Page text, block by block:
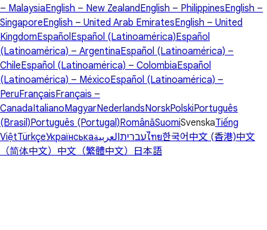
– MalaysiaEnglish – New ZealandEnglish – PhilippinesEnglish –
SingaporeEnglish – United Arab EmiratesEnglish – United
KingdomEspañolEspañol (Latinoamérica)Español
(Latinoamérica) – ArgentinaEspañol (Latinoamérica) –
ChileEspañol (Latinoamérica) – ColombiaEspañol
(Latinoamérica) – MéxicoEspañol (Latinoamérica) –
PeruFrançaisFrançais –
CanadaItalianoMagyarNederlandsNorskPolskiPortuguês
(Brasil)Português (Portugal)RomânăSuomiSvenskaTiếng
ViệtTürkçeУкраїнська עבריתالعربية ไทย한국어 中文 (香港)中文
（简体中文） 中文（繁體中文） 日本語